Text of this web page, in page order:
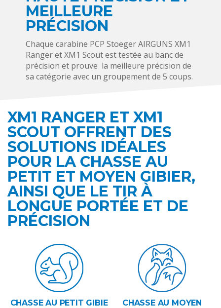
MEILLEURE
PRÉCISION
Chaque carabine PCP Stoeger AIRGUNS XM1
Ranger et XM1 Scout est testée au banc de
précision et prouve la meilleure précision de
sa catégorie avec un groupement de 5 coups.
XM1 RANGER ET XM1
SCOUT OFFRENT DES
SOLUTIONS IDÉALES
POUR LA CHASSE AU
PETIT ET MOYEN GIBIER,
AINSI QUE LE TIR À
LONGUE PORTÉE ET DE
PRÉCISION
CHASSE AU PETIT GIBIE
CHASSE AU MOYEN